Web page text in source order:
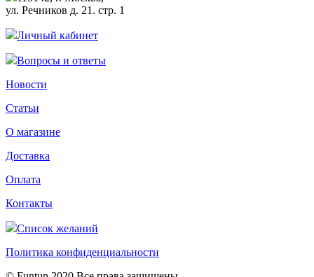
ул. Речников д. 21. стр. 1
Личный кабинет
Вопросы и ответы
Новости
Статьи
О магазине
Доставка
Оплата
Контакты
Список желаний
Политика конфиденциальности